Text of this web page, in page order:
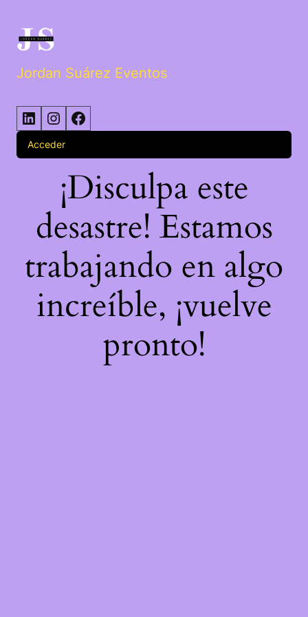
Jordan Suárez Eventos
Acceder
¡Disculpa este
desastre! Estamos
trabajando en algo
increíble, ¡vuelve
pronto!